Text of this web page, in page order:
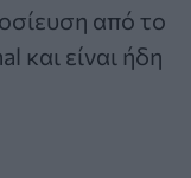
από το
και είναι ήδη